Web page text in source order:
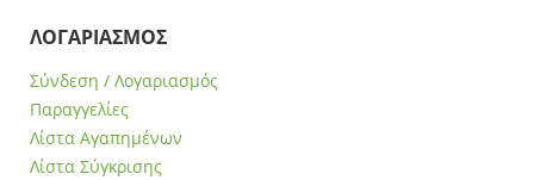
ΛΟΓΑΡΙΑΣΜΟΣ
Σύνδεση / Λογαριασμός
Παραγγελίες
Λίστα Αγαπημένων
Λίστα Σύγκρισης